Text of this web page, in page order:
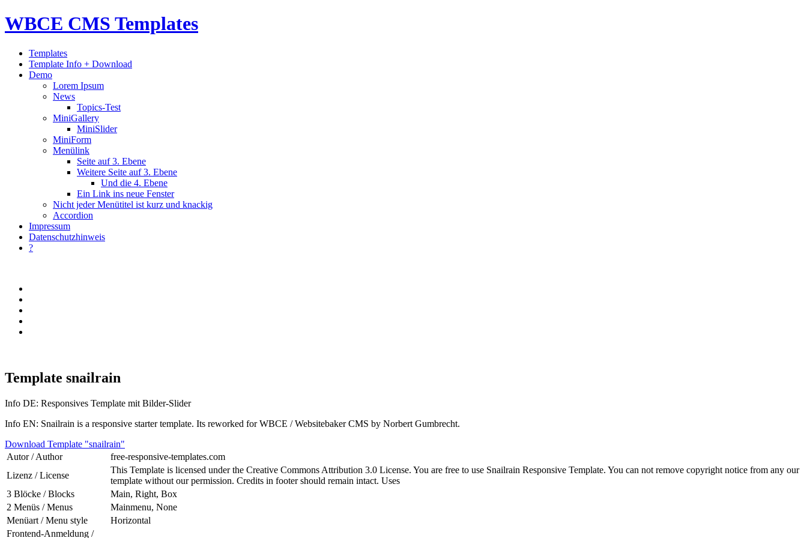
WBCE CMS Templates
Templates
Template Info + Download
Demo
Lorem Ipsum
News
Topics-Test
MiniGallery
MiniSlider
MiniForm
Menülink
Seite auf 3. Ebene
Weitere Seite auf 3. Ebene
Und die 4. Ebene
Ein Link ins neue Fenster
Nicht jeder Menütitel ist kurz und knackig
Accordion
Impressum
Datenschutzhinweis
?
Template snailrain
Info DE: Responsives Template mit Bilder-Slider
Info EN: Snailrain is a responsive starter template. Its reworked for WBCE / Websitebaker CMS by Norbert Gumbrecht.
Download Template "snailrain"
Autor / Author
free-responsive-templates.com
Lizenz / License
This Template is licensed under the Creative Commons Attribution 3.0 License. You are free to use Snailrain Responsive Template. You can not remove copyright notice from any our
template without our permission. Credits in footer should remain intact. Uses
3 Blöcke / Blocks
Main, Right, Box
2 Menüs / Menus
Mainmenu, None
Menüart / Menu style
Horizontal
Frontend-Anmeldung /